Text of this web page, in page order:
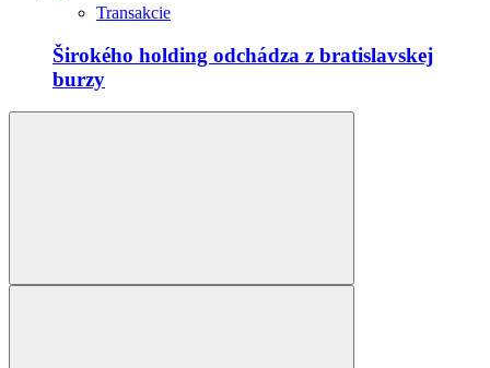
Transakcie
Širokého holding odchádza z bratislavskej
burzy